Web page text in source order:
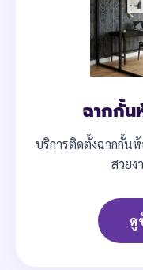
ฉากกั้น
บริการติดตั้งฉากกั้น
สวยง
ดู